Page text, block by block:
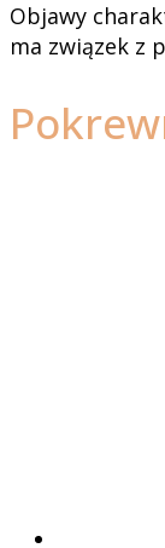
Objawy
ma związek z